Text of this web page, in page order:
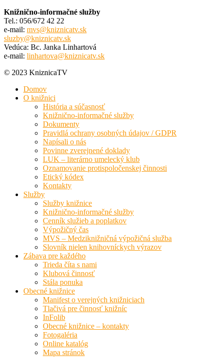
Knižnično-informačné služby
Tel.: 056/672 42 22
e-mail: mvs@kniznicatv.sk
sluzby@kniznicatv.sk
Vedúca: Bc. Janka Linhartová
e-mail: linhartova@kniznicatv.sk
© 2023 KniznicaTV
Domov
O knižnici
História a súčasnosť
Knižnično-informačné služby
Dokumenty
Pravidlá ochrany osobných údajov / GDPR
Napísali o nás
Povinne zverejnené doklady
LUK – literárno umelecký klub
Oznamovanie protispoločenskej činnosti
Etický kódex
Kontakty
Služby
Služby knižnice
Knižnično-informačné služby
Cenník služieb a poplatkov
Výpožičný čas
MVS – Medziknižničná výpožičná služba
Slovník nielen knihovníckych výrazov
Zábava pre každého
Trieda číta s nami
Klubová činnosť
Stála ponuka
Obecné knižnice
Manifest o verejných knižniciach
Tlačivá pre činnosť knižníc
InFolib
Obecné knižnice – kontakty
Fotogaléria
Online katalóg
Mapa stránok